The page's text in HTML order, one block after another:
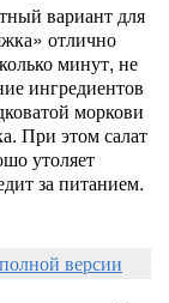
вариантдля
отлично
минут, не
ингредиентов
моркови
При этомсалат
утоляет
запитанием.
версии